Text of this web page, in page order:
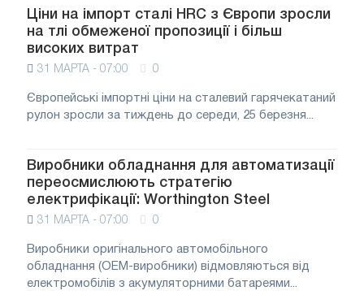
Ціни на імпорт сталі HRC з Європи зросли
на тлі обмеженої пропозиції і більш
високих витрат
31 МАРТА - 07:00 0
Європейські імпортні ціни на сталевий гарячекатаний
рулон зросли за тиждень до середи, 25 березня...
Виробники обладнання для автоматизації
переосмислюють стратегію
електрифікації: Worthington Steel
31 МАРТА - 07:00 0
Виробники оригінального автомобільного
обладнання (OEM-виробники) відмовляються від
електромобілів з акумуляторними батареями...